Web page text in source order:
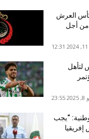
العرش
من أجل
لتأهل
“يجب